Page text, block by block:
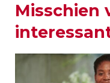
Misschien